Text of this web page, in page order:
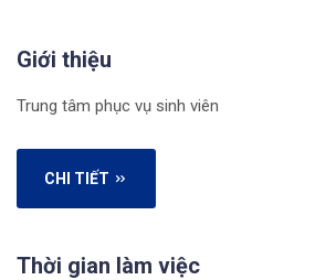
Giới thiệu
Trung tâm phục vụ sinh viên
CHI TIẾT
Thời gian làm việc